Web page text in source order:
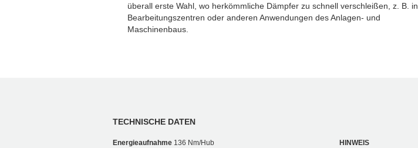
überall erste Wahl, wo herkömmliche Dämpfer zu schnell verschleißen, z. B. in
Bearbeitungszentren oder anderen Anwendungen des Anlagen- und
Maschinenbaus.
TECHNISCHE DATEN
Energieaufnahme 136 Nm/Hub
HINWEIS